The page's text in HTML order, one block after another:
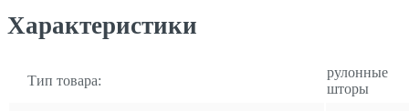
Характеристики
Тип товара:
рулонные
шторы